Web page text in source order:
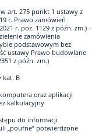
art. 275 punkt 1 ustawy z
r. Prawo zamówień
r. poz. 1129 z późn. zm.) –
zamówienia
podstawowym bez
ustawy Prawo budowlane
z późn. zm.)
kat. B
oraz aplikacji
kalkulacyjny
do informacji
„poufne” potwierdzone